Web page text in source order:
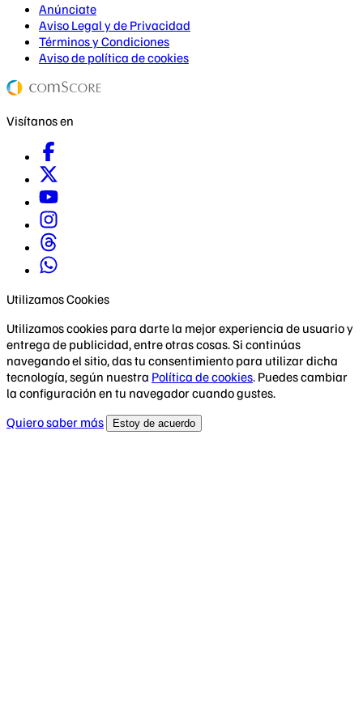
Anúnciate
Aviso Legal y de Privacidad
Términos y Condiciones
Aviso de política de cookies
Visítanos en
Utilizamos Cookies
Utilizamos cookies para darte la mejor experiencia de usuario y
entrega de publicidad, entre otras cosas. Si continúas
navegando el sitio, das tu consentimiento para utilizar dicha
tecnología, según nuestra Política de cookies. Puedes cambiar
la configuración en tu navegador cuando gustes.
Quiero saber más
Estoy de acuerdo